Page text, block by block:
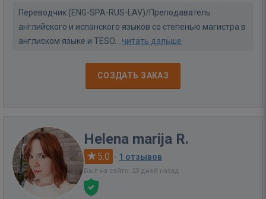
Переводчик (ENG-SPA-RUS-LAV)/Преподаватель
английского и испанского языков со степенью магистра в
англиском языке и TESO... читать дальше
СОЗДАТЬ ЗАКАЗ
Helena marija R.
5.0 · 1 отзывов
Был на сайте: 25 дней назад